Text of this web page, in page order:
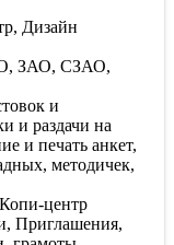
Дизайн
ЗАО, СЗАО,
и
и раздачи на
и печать анкет,
методичек,
центр
Приглашения,